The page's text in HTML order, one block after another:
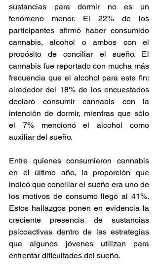
sustancias para dormir no es un
fenómeno menor. El 22% de los
participantes afirmó haber consumido
cannabis, alcohol o ambos con el
propósito de conciliar el sueño. El
cannabis fue reportado con mucha más
frecuencia que el alcohol para este fin:
alrededor del 18% de los encuestados
declaró consumir cannabis con la
intención de dormir, mientras que sólo
el 7% mencionó el alcohol como
auxiliar del sueño.
Entre quienes consumieron cannabis
en el último año, la proporción que
indicó que conciliar el sueño era uno de
los motivos de consumo llegó al 41%.
Estos hallazgos ponen en evidencia la
creciente presencia de sustancias
psicoactivas dentro de las estrategias
que algunos jóvenes utilizan para
enfrentar dificultades del sueño.